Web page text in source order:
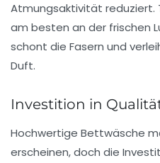
Atmungsaktivität reduziert.
am besten an der frischen
schont die Fasern und
Duft.
Investition in
Hochwertige Bettwäsche
erscheinen, doch die